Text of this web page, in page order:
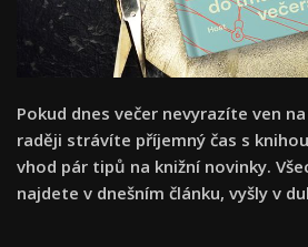
Pokud dnes večer nevyrazíte ven
raději strávíte příjemný čas s
vhod pár tipů na knižní novinky.
najdete v dnešním článku, vyšly v